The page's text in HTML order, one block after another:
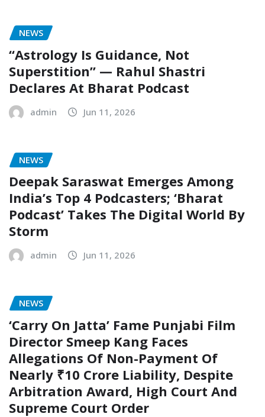
NEWS
“Astrology Is Guidance, Not
Superstition” — Rahul Shastri
Declares At Bharat Podcast
admin Jun 11, 2026
NEWS
Deepak Saraswat Emerges Among
India’s Top 4 Podcasters; ‘Bharat
Podcast’ Takes The Digital World By
Storm
admin Jun 11, 2026
NEWS
‘Carry On Jatta’ Fame Punjabi Film
Director Smeep Kang Faces
Allegations Of Non-Payment Of
Nearly ₹10 Crore Liability, Despite
Arbitration Award, High Court And
Supreme Court Order